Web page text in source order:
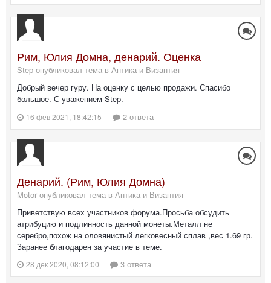
Рим, Юлия Домна, денарий. Оценка
Step опубликовал тема в Антика и Византия
Добрый вечер гуру. На оценку с целью продажи. Спасибо
большое. С уважением Step.
16 фев 2021, 18:42:15 2 ответа
Денарий. (Рим, Юлия Домна)
Motor опубликовал тема в Антика и Византия
Приветствую всех участников форума.Просьба обсудить
атрибуцию и подлинность данной монеты.Металл не
серебро,похож на оловянистый легковесный сплав ,вес 1.69 гр.
Заранее благодарен за участие в теме.
28 дек 2020, 08:12:00 3 ответа